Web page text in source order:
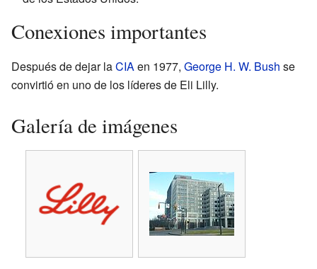
Conexiones importantes
Después de dejar laCIAen 1977, George H. W. Bush se
convirtió en uno de los líderes de Eli Lilly.
Galería de imágenes